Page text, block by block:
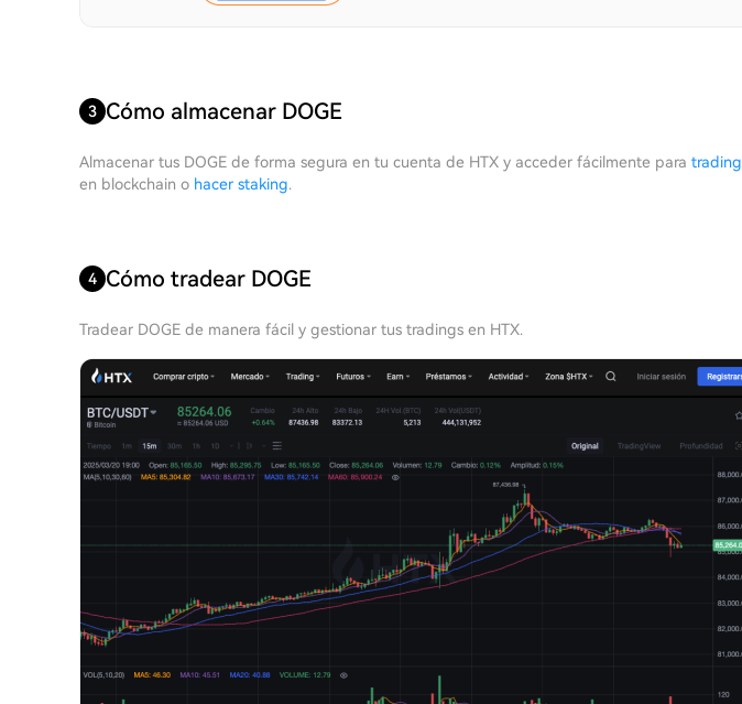
3 Cómo almacenar DOGE
Almacenar tus DOGE de forma segura en tu cuenta de HTX y acceder fácilmente para trading
en blockchain o hacer staking.
4 Cómo tradear DOGE
Tradear DOGE de manera fácil y gestionar tus tradings en HTX.